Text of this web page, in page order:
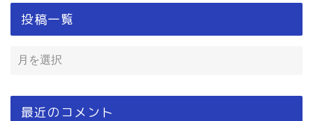
投稿一覧
最近のコメント